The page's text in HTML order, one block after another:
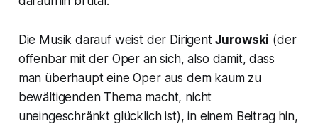
Die Musik darauf weist der DirigentJurowski (der
offenbar mit der Oper an sich, also damit, dass
man überhaupt eine Oper aus dem kaum zu
bewältigenden Thema macht, nicht
uneingeschränkt glücklich ist), in einem Beitrag hin,